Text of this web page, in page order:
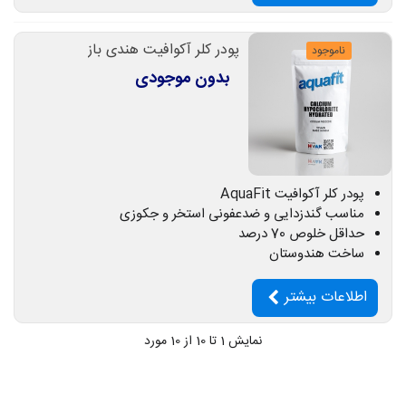
ناموجود پودر کلر آکوافیت هندی باز
بدون موجودی
پودر کلر آکوافیت AquaFit
مناسب گندزدایی و ضدعفونی استخر و جکوزی
حداقل خلوص 70 درصد
ساخت هندوستان
اطلاعات بیشتر
نمایش 1 تا 10 از 10 مورد